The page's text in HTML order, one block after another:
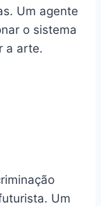
Um agente
o sistema
a arte.
Um